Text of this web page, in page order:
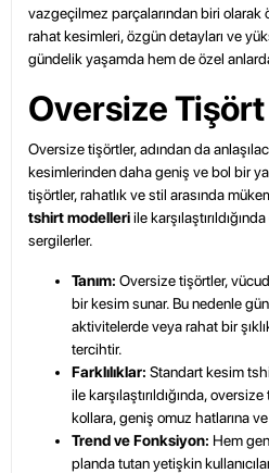
vazgeçilmez parçalarından biri olarak
rahat kesimleri, özgün detayları ve
gündelik yaşamda hem de özel
Oversize
Oversize tişörtler, adından da
kesimlerinden daha geniş ve bol bir
tişörtler, rahatlık ve stil arasında
tshirt modelleriile
sergilerler.
Tanım: Oversize tişörtler,
bir kesim sunar. Bu nedenle
aktivitelerde veya rahat bir
tercihtir.
Farklılıklar: Standart kesim
ile karşılaştırıldığında,
kollara, geniş omuz hatlarına
Trend ve Fonksiyon: Hem
planda tutan yetişkin